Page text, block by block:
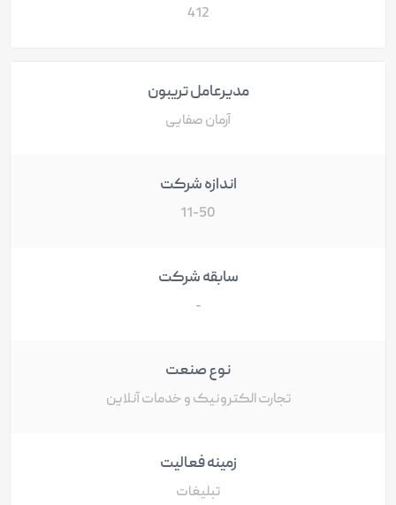
412
مدیرعامل تریبون
آرمان صفایی
اندازه شرکت
11-50
سابقه شرکت
-
نوع صنعت
تجارت الکترونیک و خدمات آنلاین
زمینه فعالیت
تبلیغات